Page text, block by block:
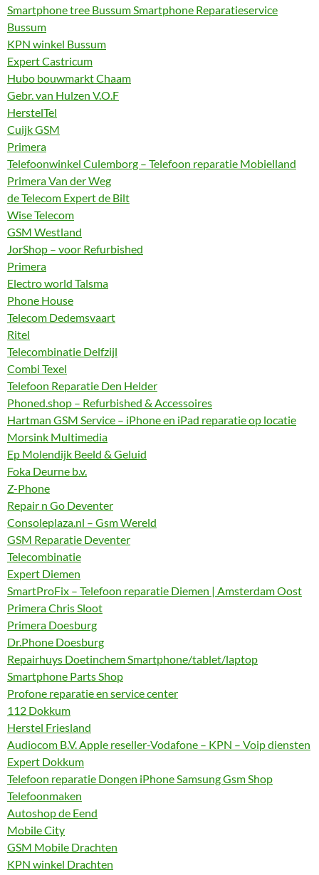
Smartphone tree Bussum Smartphone Reparatieservice
Bussum
KPN winkel Bussum
Expert Castricum
Hubo bouwmarkt Chaam
Gebr. van Hulzen V.O.F
HerstelTel
Cuijk GSM
Primera
Telefoonwinkel Culemborg – Telefoon reparatie Mobielland
Primera Van der Weg
de Telecom Expert de Bilt
Wise Telecom
GSM Westland
JorShop – voor Refurbished
Primera
Electro world Talsma
Phone House
Telecom Dedemsvaart
Ritel
Telecombinatie Delfzijl
Combi Texel
Telefoon Reparatie Den Helder
Phoned.shop – Refurbished & Accessoires
Hartman GSM Service – iPhone en iPad reparatie op locatie
Morsink Multimedia
Ep Molendijk Beeld & Geluid
Foka Deurne b.v.
Z-Phone
Repair n Go Deventer
Consoleplaza.nl – Gsm Wereld
GSM Reparatie Deventer
Telecombinatie
Expert Diemen
SmartProFix – Telefoon reparatie Diemen | Amsterdam Oost
Primera Chris Sloot
Primera Doesburg
Dr.Phone Doesburg
Repairhuys Doetinchem Smartphone/tablet/laptop
Smartphone Parts Shop
Profone reparatie en service center
112 Dokkum
Herstel Friesland
Audiocom B.V. Apple reseller-Vodafone – KPN – Voip diensten
Expert Dokkum
Telefoon reparatie Dongen iPhone Samsung Gsm Shop
Telefoonmaken
Autoshop de Eend
Mobile City
GSM Mobile Drachten
KPN winkel Drachten